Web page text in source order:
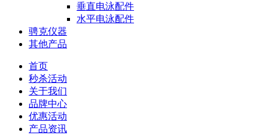
垂直电泳配件
水平电泳配件
骋克仪器
其他产品
首页
秒杀活动
关于我们
品牌中心
优惠活动
产品资讯